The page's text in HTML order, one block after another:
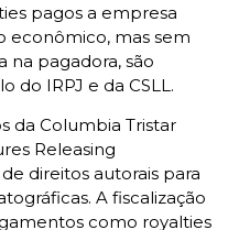
pagos a empresa
econômico, mas sem
na pagadora, são
do IRPJ e da CSLL.
da Columbia Tristar
Releasing
direitos autorais para
A fiscalização
como royalties